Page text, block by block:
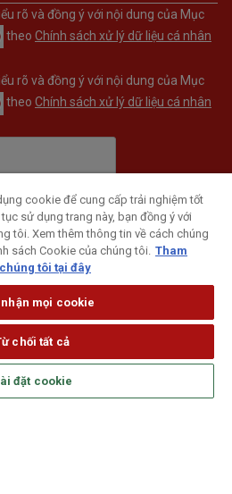
rõ và đồng ý với nội dung của Mục
theo Chính sách xử lý dữ liệu cá nhân
rõ và đồng ý với nội dung của Mục
theo Chính sách xử lý dữ liệu cá nhân
ĐĂNG KÝ
cookie để cung cấp trải nghiệm tốt
sử dụng trang này, bạn đồng ý với
tôi. Xem thêm thông tin về cách chúng
sách Cookie của chúng tôi. Tham
tôi tại đây
nhận mọi cookie
chối tất cả
đặt cookie